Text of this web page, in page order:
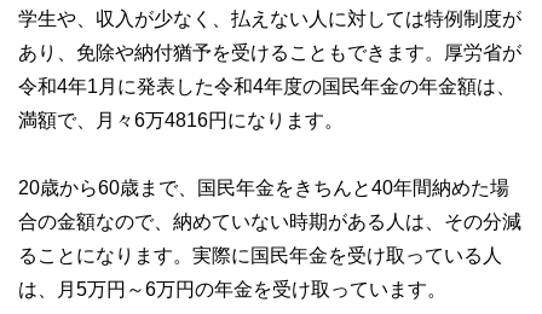
学生や、収入が少なく、払えない人に対しては特例制度が
あり、免除や納付猶予を受けることもできます。厚労省が
令和4年1月に発表した令和4年度の国民年金の年金額は、
満額で、月々6万4816円になります。
20歳から60歳まで、国民年金をきちんと40年間納めた場
合の金額なので、納めていない時期がある人は、その分減
ることになります。実際に国民年金を受け取っている人
は、月5万円～6万円の年金を受け取っています。